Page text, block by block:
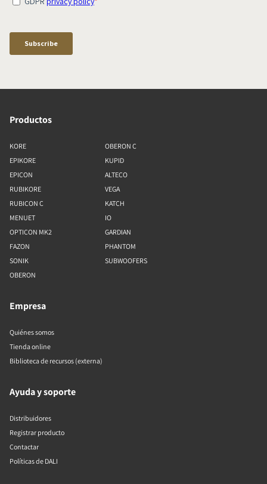
Productos
KORE
EPIKORE
EPICON
RUBIKORE
RUBICON C
MENUET
OPTICON MK2
FAZON
SONIK
OBERON
OBERON C
KUPID
ALTECO
VEGA
KATCH
IO
GARDIAN
PHANTOM
SUBWOOFERS
Empresa
Quiénes somos
Tienda online
Biblioteca de recursos (externa)
Ayuda y soporte
Distribuidores
Registrar producto
Contactar
Políticas de DALI